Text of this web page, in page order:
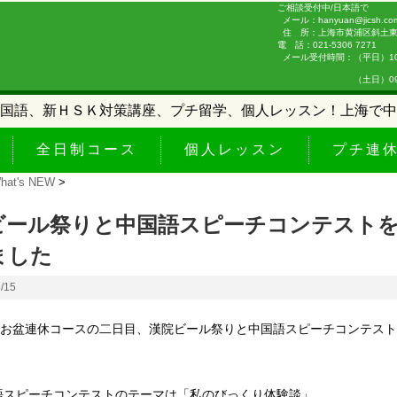
ご相談受付中/日本語で
メール：
住 所：上海市黄浦区斜土
電 話：021-5306 7271
メール受付時間：（平日）
（土日）
語、新ＨＳＫ対策講座、プチ留学、個人レッスン！上海で
全日制コース 個人レッスン プチ連
NEW >
ール祭りと中国語スピーチコンテスト
した
15
盆連休コースの二日目、漢院ビール祭りと中国語スピーチコンテス